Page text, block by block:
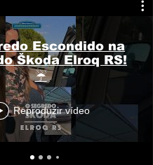
Escondido na
Škoda Elroq RS!
☔
Reproduzir vídeo